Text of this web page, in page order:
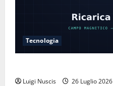
Tecnologia
Luigi Nuscis 26 Luglio 2026